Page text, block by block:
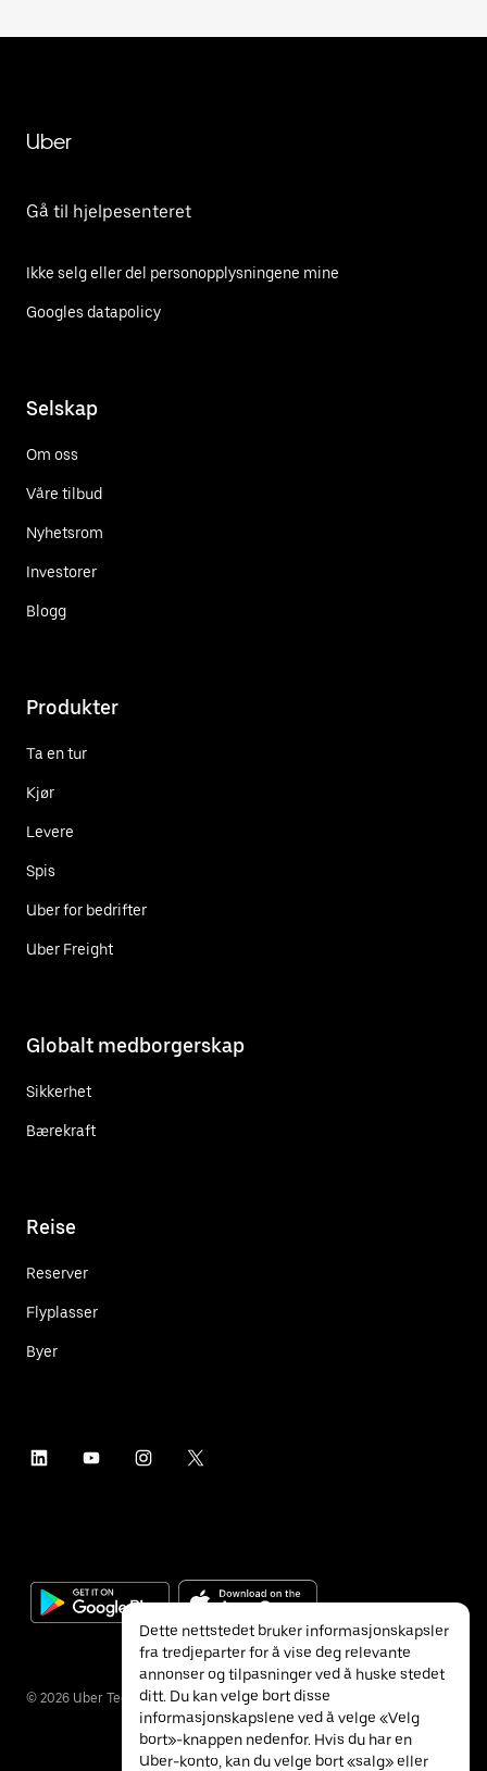
Uber
Gå til hjelpesenteret
Ikke selg eller del personopplysningene mine
Googles datapolicy
Selskap
Om oss
Våre tilbud
Nyhetsrom
Investorer
Blogg
Produkter
Ta en tur
Kjør
Levere
Spis
Uber for bedrifter
Uber Freight
Globalt medborgerskap
Sikkerhet
Bærekraft
Reise
Reserver
Flyplasser
Byer
© 2026 Uber Technologies Inc.
Dette nettstedet bruker informasjonskapsler
fra tredjeparter for å vise deg relevante
annonser og tilpasninger ved å huske stedet
ditt. Du kan velge bort disse
informasjonskapslene ved å velge «Velg
bort»-knappen nedenfor. Hvis du har en
Uber-konto, kan du velge bort «salg» eller